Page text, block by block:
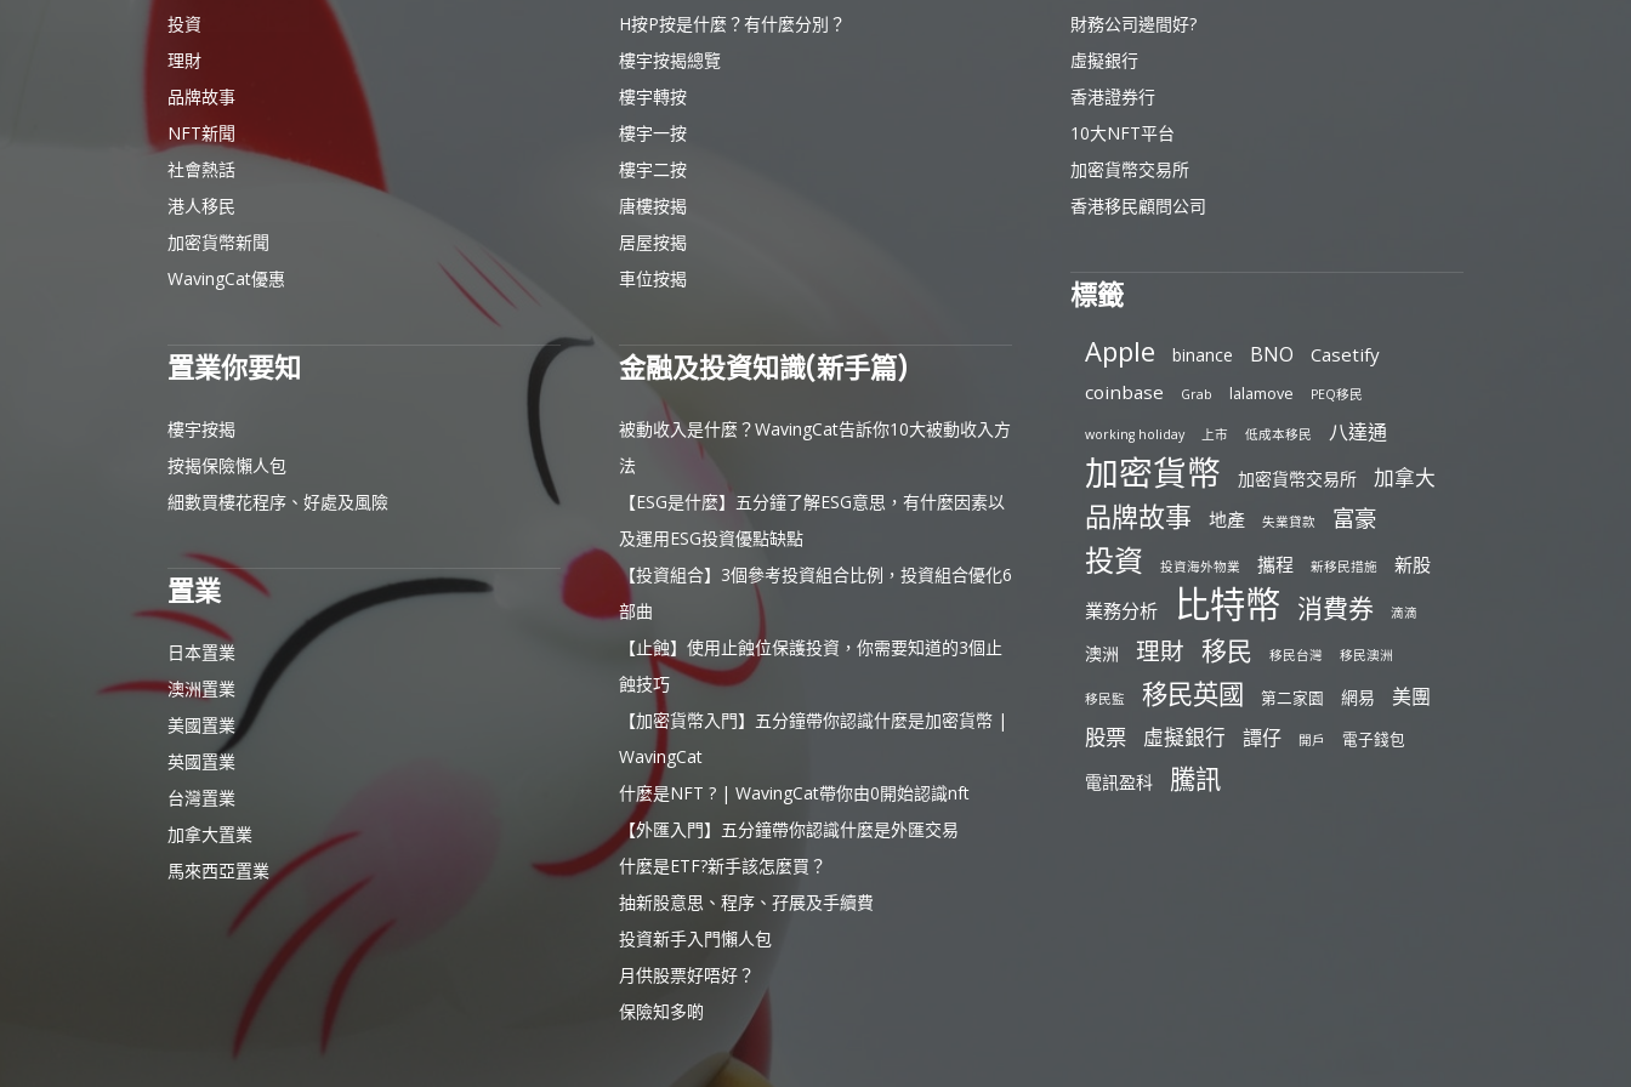
投資
理財
品牌故事
NFT新聞
社會熱話
港人移民
加密貨幣新聞
WavingCat優惠
置業你要知
樓宇按揭
按揭保險懶人包
細數買樓花程序、好處及風險
置業
日本置業
澳洲置業
美國置業
英國置業
台灣置業
加拿大置業
馬來西亞置業
H按P按是什麼？有什麼分別？
樓宇按揭總覽
樓宇轉按
樓宇一按
樓宇二按
唐樓按揭
居屋按揭
車位按揭
金融及投資知識(新手篇)
被動收入是什麼？WavingCat告訴你10大被動收入方
法
【ESG是什麼】五分鐘了解ESG意思，有什麼因素以
及運用ESG投資優點缺點
【投資組合】3個參考投資組合比例，投資組合優化6
部曲
【止蝕】使用止蝕位保護投資，你需要知道的3個止
蝕技巧
【加密貨幣入門】五分鐘帶你認識什麼是加密貨幣 |
WavingCat
什麼是NFT ? | WavingCat帶你由0開始認識nft
【外匯入門】五分鐘帶你認識什麼是外匯交易
什麼是ETF?新手該怎麼買？
抽新股意思、程序、孖展及手續費
投資新手入門懶人包
月供股票好唔好？
保險知多啲
財務公司邊間好?
虛擬銀行
香港證券行
10大NFT平台
加密貨幣交易所
香港移民顧問公司
標籤
Apple binance BNO
Casetify
coinbase
Grab lalamove PEQ移民
working holiday 上市 低成本移民 八達通
加密貨幣 加密貨幣交易所 加拿大
品牌故事 地產 失業貸款 富豪
投資 投資海外物業 攜程 新移民措施
新股
業務分析
比特幣 消費券 滴滴
澳洲 理財 移民 移民台灣 移民澳洲
移民監 移民英國 第二家園 網易 美團
股票 虛擬銀行 譚仔 開戶 電子錢包
電訊盈科 騰訊